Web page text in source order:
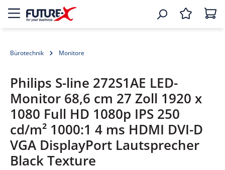
Bürotechnik Monitore
Philips S-line 272S1AE LED-
Monitor 68,6 cm 27 Zoll 1920 x
1080 Full HD 1080p IPS 250
cd/m² 1000:1 4 ms HDMI DVI-D
VGA DisplayPort Lautsprecher
Black Texture